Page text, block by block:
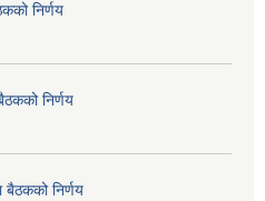
निर्णय
निर्णय
बैठकको निर्णय